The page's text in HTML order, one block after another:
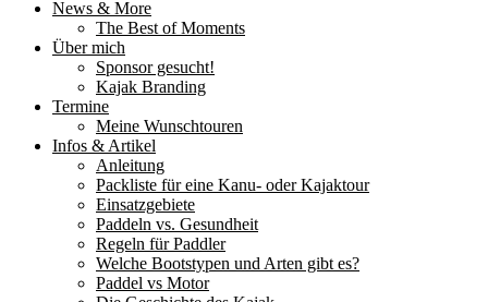
News & More
The Best of Moments
Über mich
Sponsor gesucht!
Kajak Branding
Termine
Meine Wunschtouren
Infos & Artikel
Anleitung
Packliste für eine Kanu- oder Kajaktour
Einsatzgebiete
Paddeln vs. Gesundheit
Regeln für Paddler
Welche Bootstypen und Arten gibt es?
Paddel vs Motor